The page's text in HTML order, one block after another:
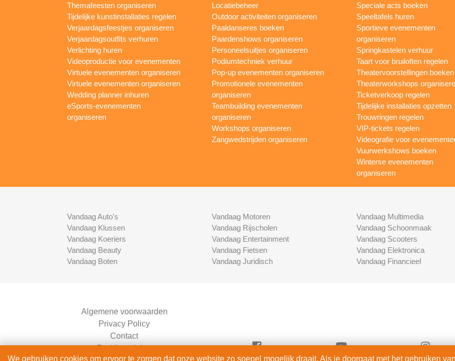
Themafeesten organiseren
Tijdelijke kunstinstallaties regelen
Verjaardagsfeestjes organiseren
Verjaardagsoutfits verhuren
Verlichting huren
Videoproductie voor evenementen
Virtuele evenementen organiseren
Virtuele evenementen organiseren
Wedding planner inhuren
eSports-evenementen
organiseren
Locatiebeheer
Outdoor activiteiten organiseren
Paaldanseres boeken
Paardenshows organiseren
Personeelsuitjes organiseren
Podiumtechniek verhuur
Pop-up evenementen organiseren
Promotionele evenementen
organiseren
Teambuilding evenementen
organiseren
Workshops organiseren
Zangwedstrijden organiseren
Speciale acts boeken
Speeltafels huren
Sportieve evenementen
organiseren
Springkastelen verhuur
Taart voor bruiloften regelen
Theatervoorstellingen boeken
Theaterworkshops
Ticketverkoop regelen
Tijdelijke installaties opzetten
Trouwringen regelen
VIP-tickets regelen
Videografie voor
Vuurwerkshows boeken
Winterse evenementen
organiseren
Vandaag Auto's
Vandaag Klussen
Vandaag Koeriers
Vandaag Beauty
Vandaag Boten
Vandaag Motoren
Vandaag Rijscholen
Vandaag Entertainment
Vandaag Fietsen
Vandaag Juridisch
Vandaag Multimedia
Vandaag Schoonmaak
Vandaag Scooters
Vandaag Elektronica
Vandaag Financieel
Algemene voorwaarden
Privacy Policy
Contact
Bedrijven Inlog
We gebruiken cookies om ervoor te zorgen dat onze website zo soepel mogelijk draait. Als je doorgaat met het gebruiken